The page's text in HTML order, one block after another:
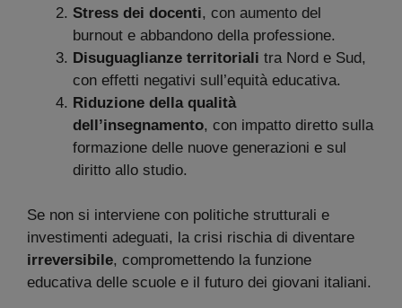
Stress dei docenti, con aumento del
burnout e abbandono della professione.
Disuguaglianze territoriali tra Nord e Sud,
con effetti negativi sull’equità educativa.
Riduzione della qualità
dell’insegnamento, con impatto diretto sulla
formazione delle nuove generazioni e sul
diritto allo studio.
Se non si interviene con politiche strutturali e
investimenti adeguati, la crisi rischia di diventare
irreversibile, compromettendo la funzione
educativa delle scuole e il futuro dei giovani italiani.